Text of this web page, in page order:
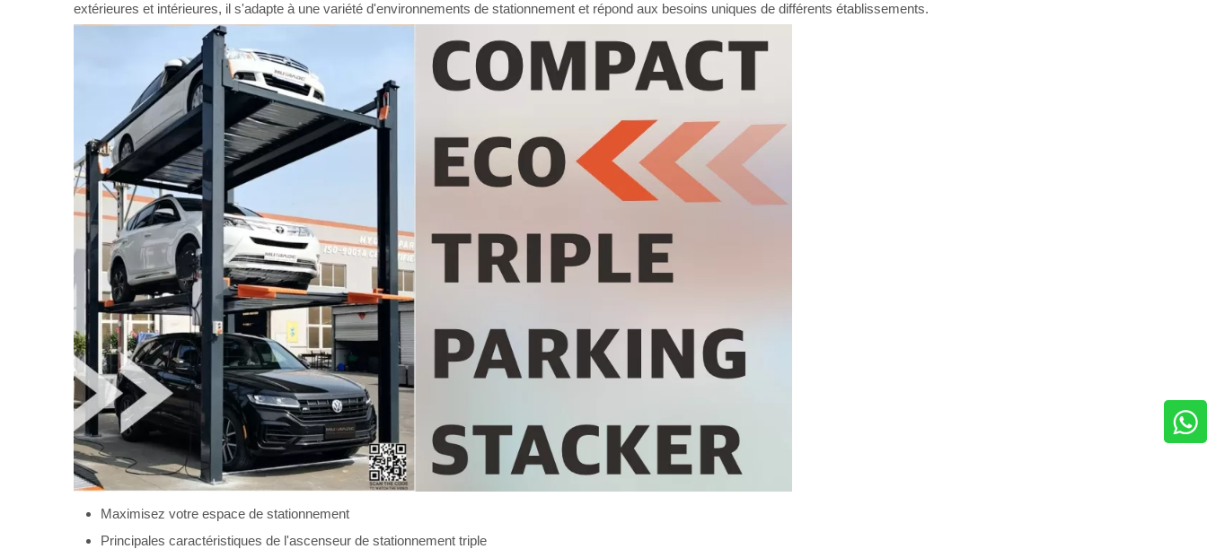
extérieures et intérieures, il s'adapte à une variété d'environnements de stationnement et répond aux besoins uniques de différents établissements.
Maximisez votre espace de stationnement
Principales caractéristiques de l'ascenseur de stationnement triple